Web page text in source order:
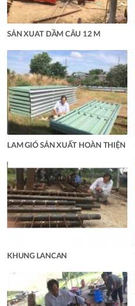
SẢN XUAT DẦM CÂU 12 M
LAM GIÓ SẢN XUẤT HOÀN THIỆN
KHUNG LANCAN